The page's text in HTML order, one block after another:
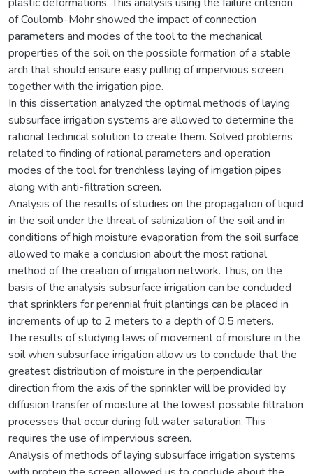
of Coulomb-Mohr showed the impact of connection
parameters and modes of the tool to the mechanical
properties of the soil on the possible formation of a stable
arch that should ensure easy pulling of impervious screen
together with the irrigation pipe.
In this dissertation analyzed the optimal methods of laying
subsurface irrigation systems are allowed to determine the
rational technical solution to create them. Solved problems
related to finding of rational parameters and operation
modes of the tool for trenchless laying of irrigation pipes
along with anti-filtration screen.
Analysis of the results of studies on the propagation of liquid
in the soil under the threat of salinization of the soil and in
conditions of high moisture evaporation from the soil surface
allowed to make a conclusion about the most rational
method of the creation of irrigation network. Thus, on the
basis of the analysis subsurface irrigation can be concluded
that sprinklers for perennial fruit plantings can be placed in
increments of up to 2 meters to a depth of 0.5 meters.
The results of studying laws of movement of moisture in the
soil when subsurface irrigation allow us to conclude that the
greatest distribution of moisture in the perpendicular
direction from the axis of the sprinkler will be provided by
diffusion transfer of moisture at the lowest possible filtration
processes that occur during full water saturation. This
requires the use of impervious screen.
Analysis of methods of laying subsurface irrigation systems